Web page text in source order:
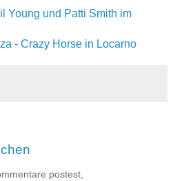
Young und Patti Smith im
- Crazy Horse in Locarno
postest,